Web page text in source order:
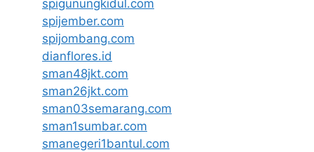
spigunungkidul.com
spijember.com
spijombang.com
dianflores.id
sman48jkt.com
sman26jkt.com
sman03semarang.com
sman1sumbar.com
smanegeri1bantul.com